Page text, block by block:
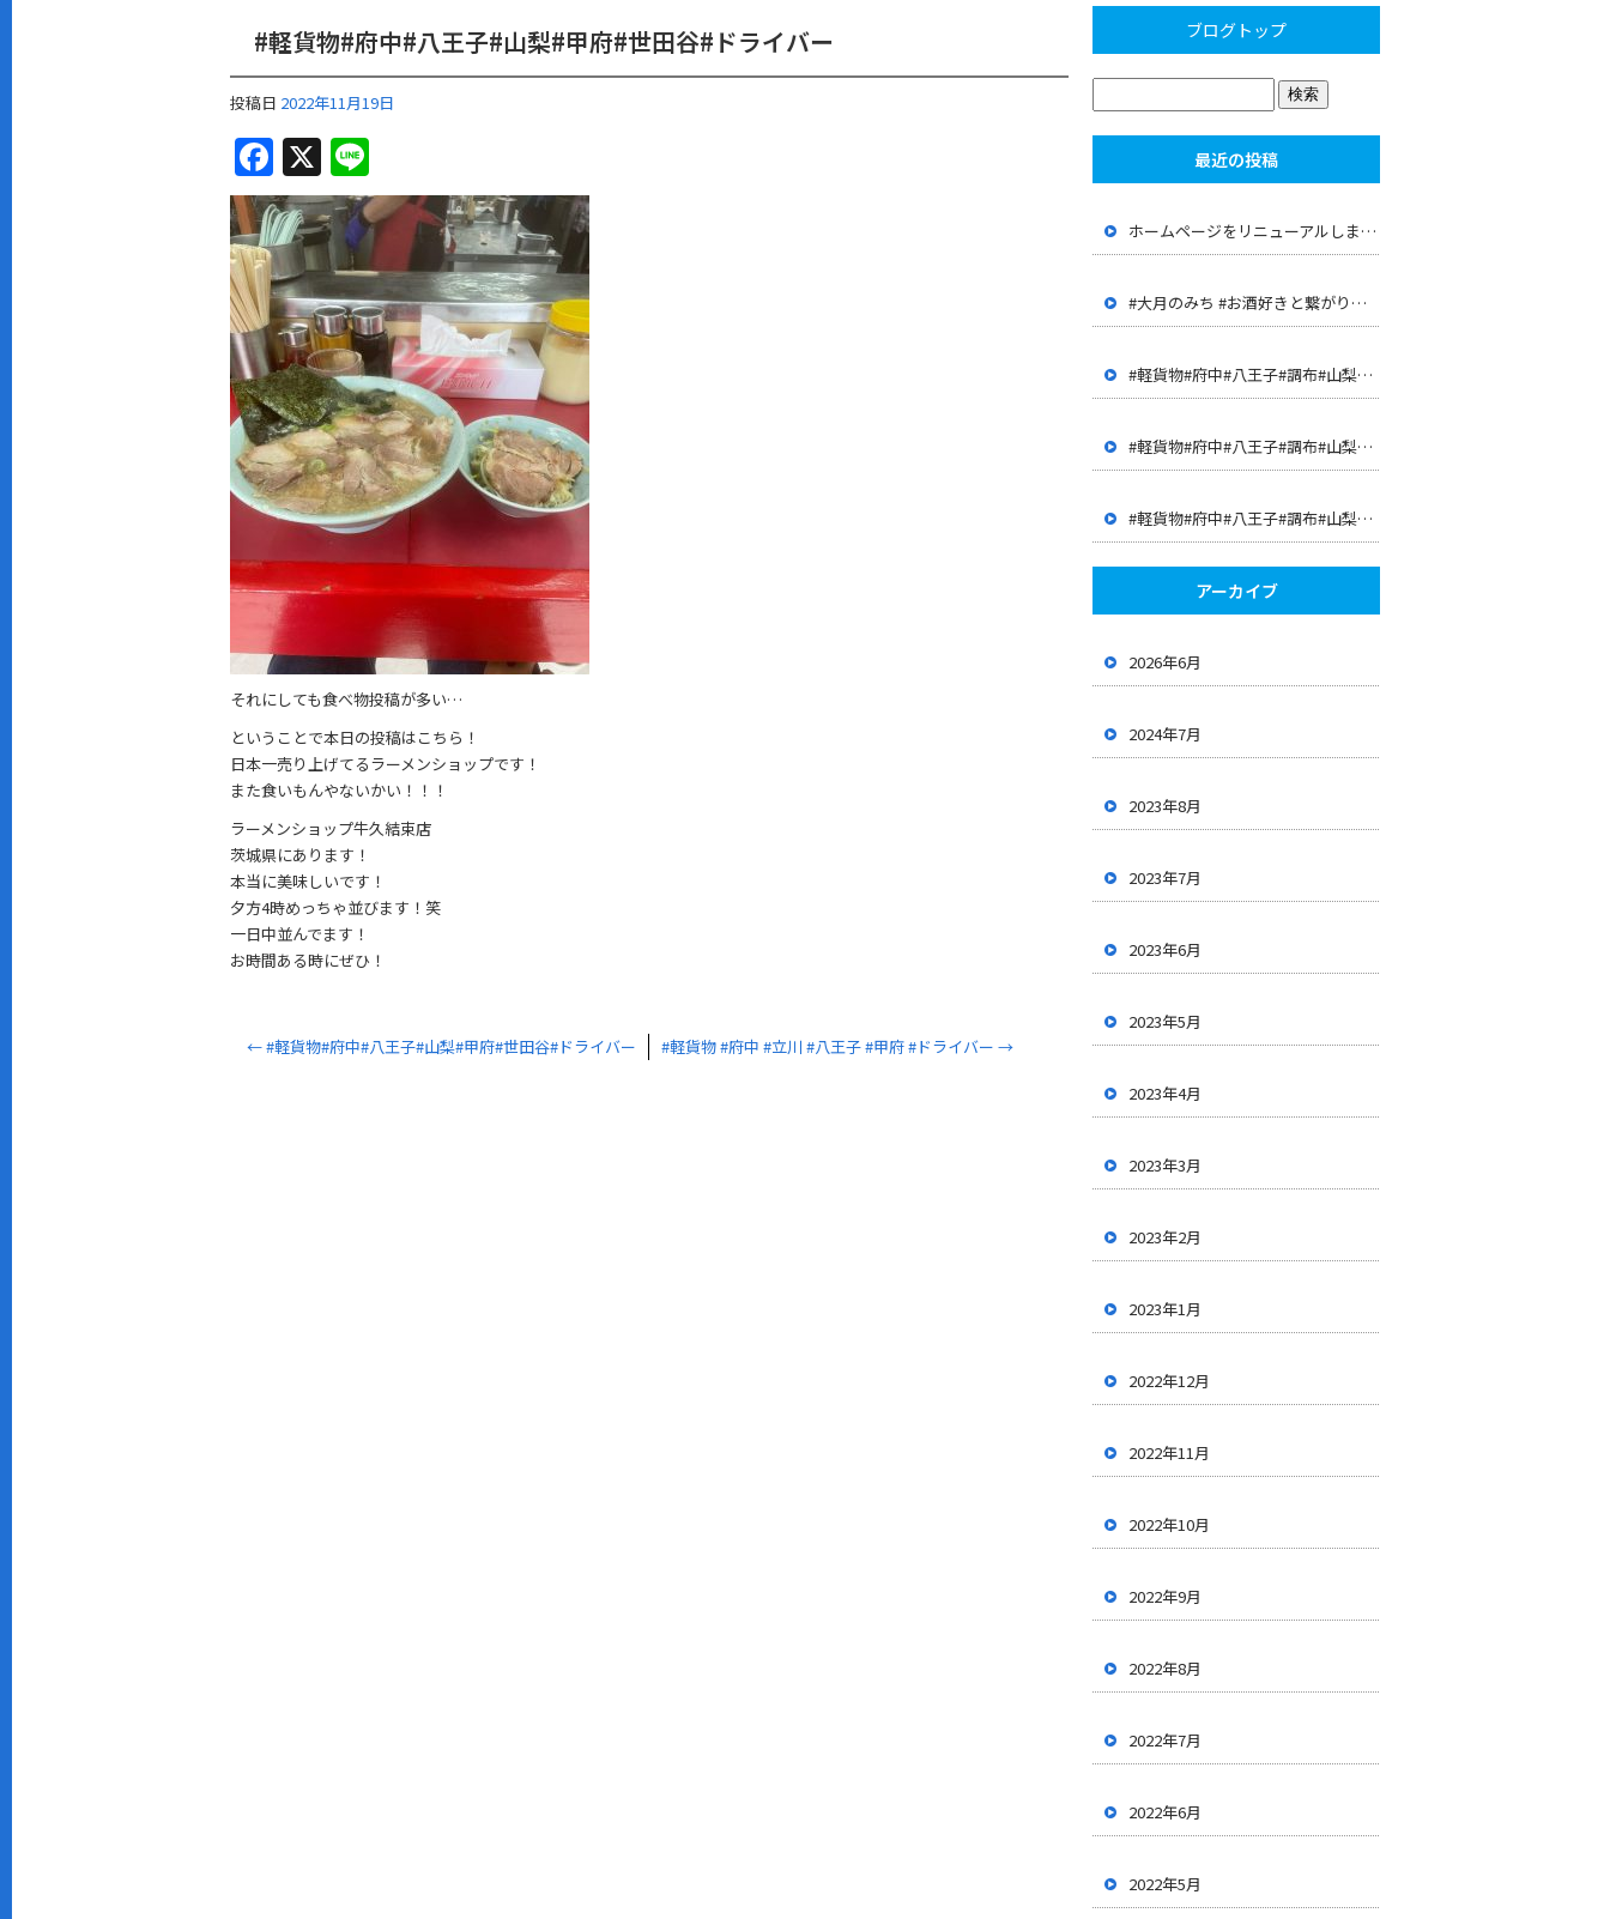
#軽貨物#府中#八王子#山梨#甲府#世田谷#ドライバー
投稿日 2022年11月19日
F
a
c
e
b
o
o
k
X
n
e
それにしても食べ物投稿が多い…
ということで本日の投稿はこちら！
日本一売り上げてるラーメンショップです！
また食いもんやないかい！！！
ラーメンショップ牛久結束店
茨城県にあります！
本当に美味しいです！
夕方4時めっちゃ並びます！笑
一日中並んでます！
お時間ある時にぜひ！
←#軽貨物#府中#八王子#山梨#甲府#世田谷#ドライバー #軽貨物 #府中 #立川 #八王子 #甲府 #ドライバー →
ブログトップ
最近の投稿
ホームページをリニューアルしました。
#大月のみち #お酒好きと繋がりたい #大月 #山梨 #店長が 経歴が面白い #JR大月駅 #上野原 #呑み屋
#軽貨物#府中#八王子#調布#山梨#甲府#世田谷#三鷹#多摩地 区#客室清掃#ハウスクリーニング#ドライバー#配達
#軽貨物#府中#八王子#調布#山梨#甲府#世田谷#三鷹#多摩地 区#客室清掃#ハウスクリーニング#ドライバー#配達
#軽貨物#府中#八王子#調布#山梨#甲府#世田谷#三鷹#多摩地 区#客室清掃#ハウスクリーニング#ドライバー#配達
アーカイブ
2026年6月
2024年7月
2023年8月
2023年7月
2023年6月
2023年5月
2023年4月
2023年3月
2023年2月
2023年1月
2022年12月
2022年11月
2022年10月
2022年9月
2022年8月
2022年7月
2022年6月
2022年5月